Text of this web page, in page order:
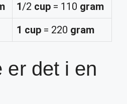
1/2 cup = 110 gram
1 cup = 220 gram
er det i en